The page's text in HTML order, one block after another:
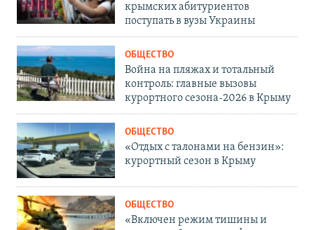
крымских абитуриентов
поступать в вузы Украины
ОБЩЕСТВО
Война на пляжах и тотальный
контроль: главные вызовы
курортного сезона-2026 в Крыму
ОБЩЕСТВО
«Отдых с талонами на бензин»:
курортный сезон в Крыму
ОБЩЕСТВО
«Включен режим тишины и